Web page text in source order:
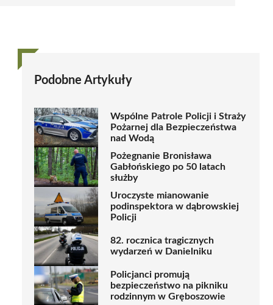
Podobne Artykuły
Wspólne Patrole Policji i Straży
Pożarnej dla Bezpieczeństwa
nad Wodą
Pożegnanie Bronisława
Gabłońskiego po 50 latach
służby
Uroczyste mianowanie
podinspektora w dąbrowskiej
Policji
82. rocznica tragicznych
wydarzeń w Danielniku
Policjanci promują
bezpieczeństwo na pikniku
rodzinnym w Gręboszowie